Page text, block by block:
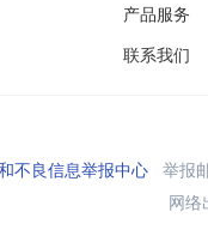
产品服务
联系我们
不良信息举报中心举报
网